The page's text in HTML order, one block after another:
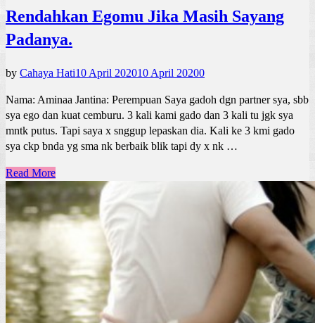
Rendahkan Egomu Jika Masih Sayang
Padanya.
by Cahaya Hati10 April 202010 April 20200
Nama: Aminaa Jantina: Perempuan Saya gadoh dgn partner sya, sbb
sya ego dan kuat cemburu. 3 kali kami gado dan 3 kali tu jgk sya
mntk putus. Tapi saya x snggup lepaskan dia. Kali ke 3 kmi gado
sya ckp bnda yg sma nk berbaik blik tapi dy x nk …
Read More